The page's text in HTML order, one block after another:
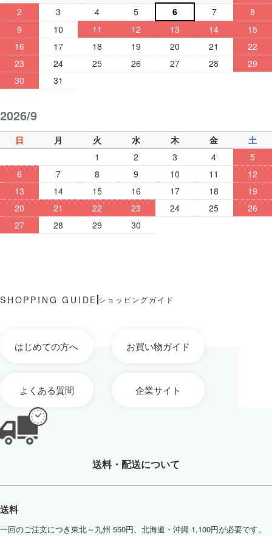
2
3 4 5 6 7
8
9
10 11 12 13 14
15
16
17 18 19 20 21
22
23
24 25 26 27 28
29
30
31
2026/9
日 月 火 水 木 金
土
1
2 3 4
5
6
7 8 9 10 11
12
13
14 15 16 17 18
19
20
21 22 23 24 25
26
27
28 29 30
ショッピングガイド
はじめての方へ お買い物ガイド
よくある質問 企業サイト
送料・配送について
送料
一回のご注文につき東北～九州 550円、北海道・沖縄 1,100円が必要です。